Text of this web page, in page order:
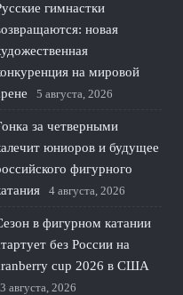
гимнастки
новая
на мировой
5 августа, 2026
за четверными
юниоров и будущее
фигурного
4 августа, 2026
в фигурном катании
без России на
cup 2026 в США
3 августа, 2026